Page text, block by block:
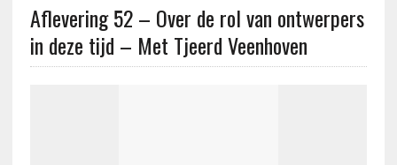
Aflevering 52 – Over de rol van ontwerpers
in deze tijd – Met Tjeerd Veenhoven